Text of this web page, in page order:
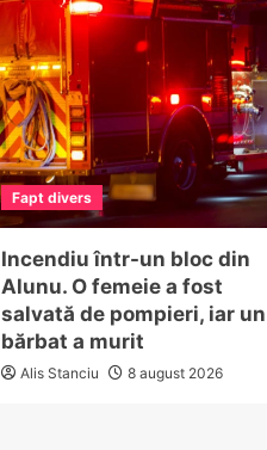
Fapt divers
Incendiu într-un bloc din
Alunu. O femeie a fost
salvată de pompieri, iar un
bărbat a murit
Alis Stanciu 8 august 2026